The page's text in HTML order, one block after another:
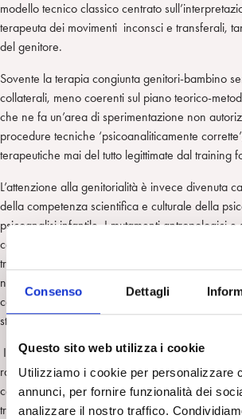
Consenso Dettagli
Questo sito web utilizza i cookie
Utilizziamo i cookie per personalizzare
annunci, per fornire funzionalità dei
analizzare il nostro traffico.
modello tecnico classico centrato
terapeuta dei movimenti inconsci e transferali,
del genitore.
Sovente la terapia congiunta genitori-bambino
collaterali, meno coerenti sul piano teorico-
che ne fa un’area di sperimentazione non
procedure tecniche ‘psicoanaliticamente
terapeutiche mai del tutto legittimate dal training
L’attenzione alla genitorialità è invece divenuta
della competenza scientifica e culturale della
psicoanalisi infantile. I mutamenti antropologici
continua riconsiderazione del contributo che
tra di loro nella attribuzione di ruoli, funzioni, dal
non appaiono più come competenze naturali o di
consapevolezza attuale che siano invece costrutti
storici, culturali e politici (Mondello, 2001).
I genitori pur presenti nella stanza di terapia,
rappresentazioni simboliche nel gioco e nei
come fantasmi delle relazioni precoci, sia come
triangolazione edipica, possono nondimeno